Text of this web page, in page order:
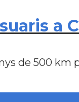
a
de 500 km